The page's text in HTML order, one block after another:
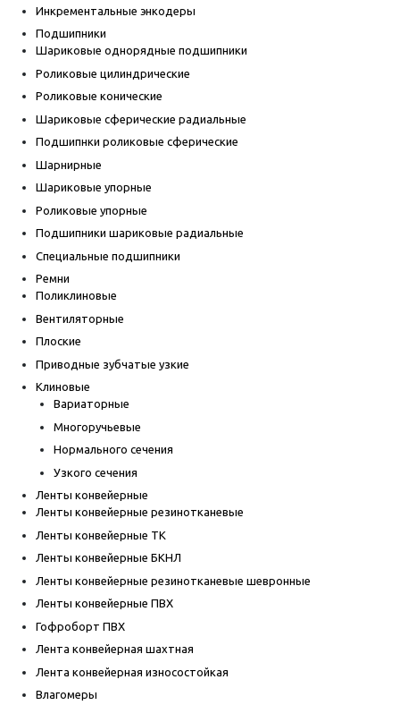
Инкрементальные энкодеры
Подшипники
Шариковые однорядные подшипники
Роликовые цилиндрические
Роликовые конические
Шариковые сферические радиальные
Подшипнки роликовые сферические
Шарнирные
Шариковые упорные
Роликовые упорные
Подшипники шариковые радиальные
Специальные подшипники
Ремни
Поликлиновые
Вентиляторные
Плоские
Приводные зубчатые узкие
Клиновые
Вариаторные
Многоручьевые
Нормального сечения
Узкого сечения
Ленты конвейерные
Ленты конвейерные резинотканевые
Ленты конвейерные ТК
Ленты конвейерные БКНЛ
Ленты конвейерные резинотканевые шевронные
Ленты конвейерные ПВХ
Гофроборт ПВХ
Лента конвейерная шахтная
Лента конвейерная износостойкая
Влагомеры